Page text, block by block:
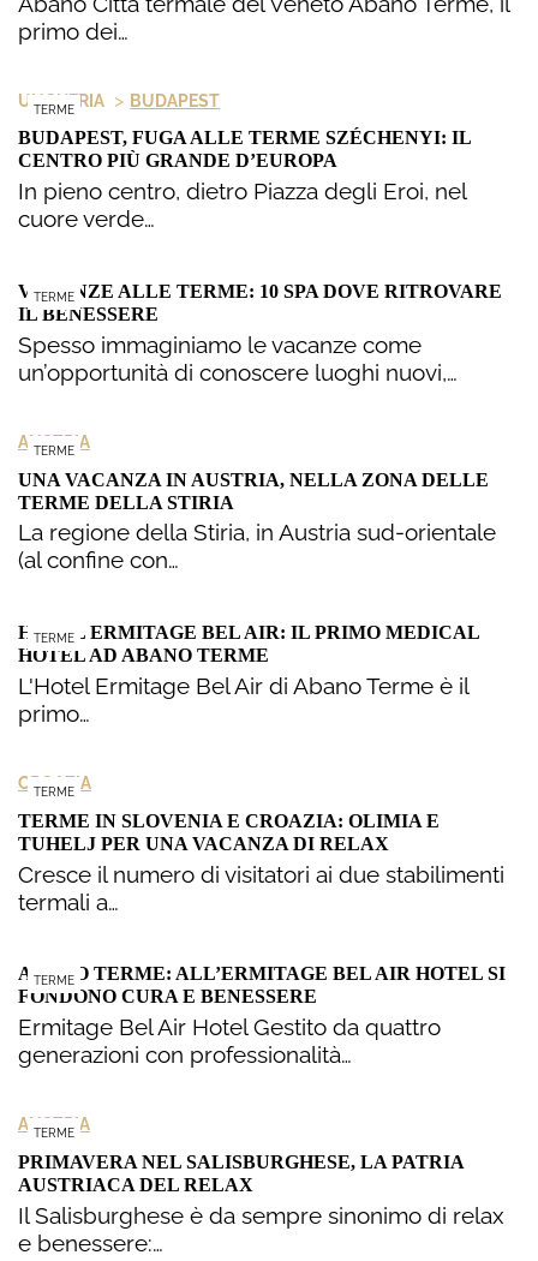
primo dei…
TERME
UNGHERIA > BUDAPEST
BUDAPEST, FUGA ALLE TERME SZÉCHENYI: IL
CENTRO PIÙ GRANDE D’EUROPA
In pieno centro, dietro Piazza degli Eroi, nel
cuore verde…
TERME
VACANZE ALLE TERME: 10 SPA DOVE RITROVARE
IL BENESSERE
Spesso immaginiamo le vacanze come
un’opportunità di conoscere luoghi nuovi,…
TERME
AUSTRIA
UNA VACANZA IN AUSTRIA, NELLA ZONA DELLE
TERME DELLA STIRIA
La regione della Stiria, in Austria sud-orientale
(al confine con…
TERME
HOTEL ERMITAGE BEL AIR: IL PRIMO MEDICAL
HOTEL AD ABANO TERME
L'Hotel Ermitage Bel Air di Abano Terme è il
primo…
TERME
CROAZIA
TERME IN SLOVENIA E CROAZIA: OLIMIA E
TUHELJ PER UNA VACANZA DI RELAX
Cresce il numero di visitatori ai due stabilimenti
termali a…
TERME
ABANO TERME: ALL’ERMITAGE BEL AIR HOTEL SI
FONDONO CURA E BENESSERE
Ermitage Bel Air Hotel Gestito da quattro
generazioni con professionalità…
TERME
AUSTRIA
PRIMAVERA NEL SALISBURGHESE, LA PATRIA
AUSTRIACA DEL RELAX
Il Salisburghese è da sempre sinonimo di relax
e benessere:…